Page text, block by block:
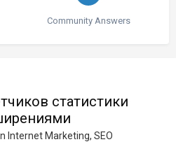
Community Answers
статистики
Internet Marketing, SEO